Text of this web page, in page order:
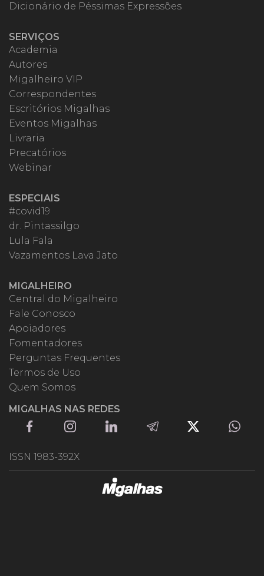
Dicionário de Péssimas Expressões
SERVIÇOS
Academia
Autores
Migalheiro VIP
Correspondentes
Escritórios Migalhas
Eventos Migalhas
Livraria
Precatórios
Webinar
ESPECIAIS
#covid19
dr. Pintassilgo
Lula Fala
Vazamentos Lava Jato
MIGALHEIRO
Central do Migalheiro
Fale Conosco
Apoiadores
Fomentadores
Perguntas Frequentes
Termos de Uso
Quem Somos
MIGALHAS NAS REDES
ISSN 1983-392X